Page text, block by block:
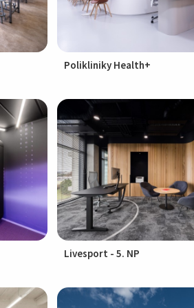
Polikliniky Health+
Livesport - 5. NP